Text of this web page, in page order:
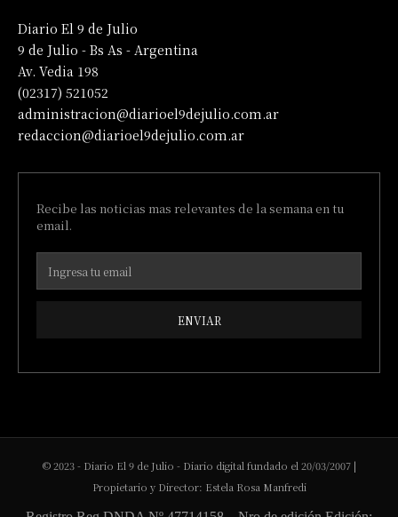
Diario El 9 de Julio
9 de Julio - Bs As - Argentina
Av. Vedia 198
(02317) 521052
administracion@diarioel9dejulio.com.ar
redaccion@diarioel9dejulio.com.ar
Recibe las noticias mas relevantes de la semana en tu
email.
ENVIAR
© 2023 - Diario El 9 de Julio - Diario digital fundado el 20/03/2007 |
Propietario y Director: Estela Rosa Manfredi